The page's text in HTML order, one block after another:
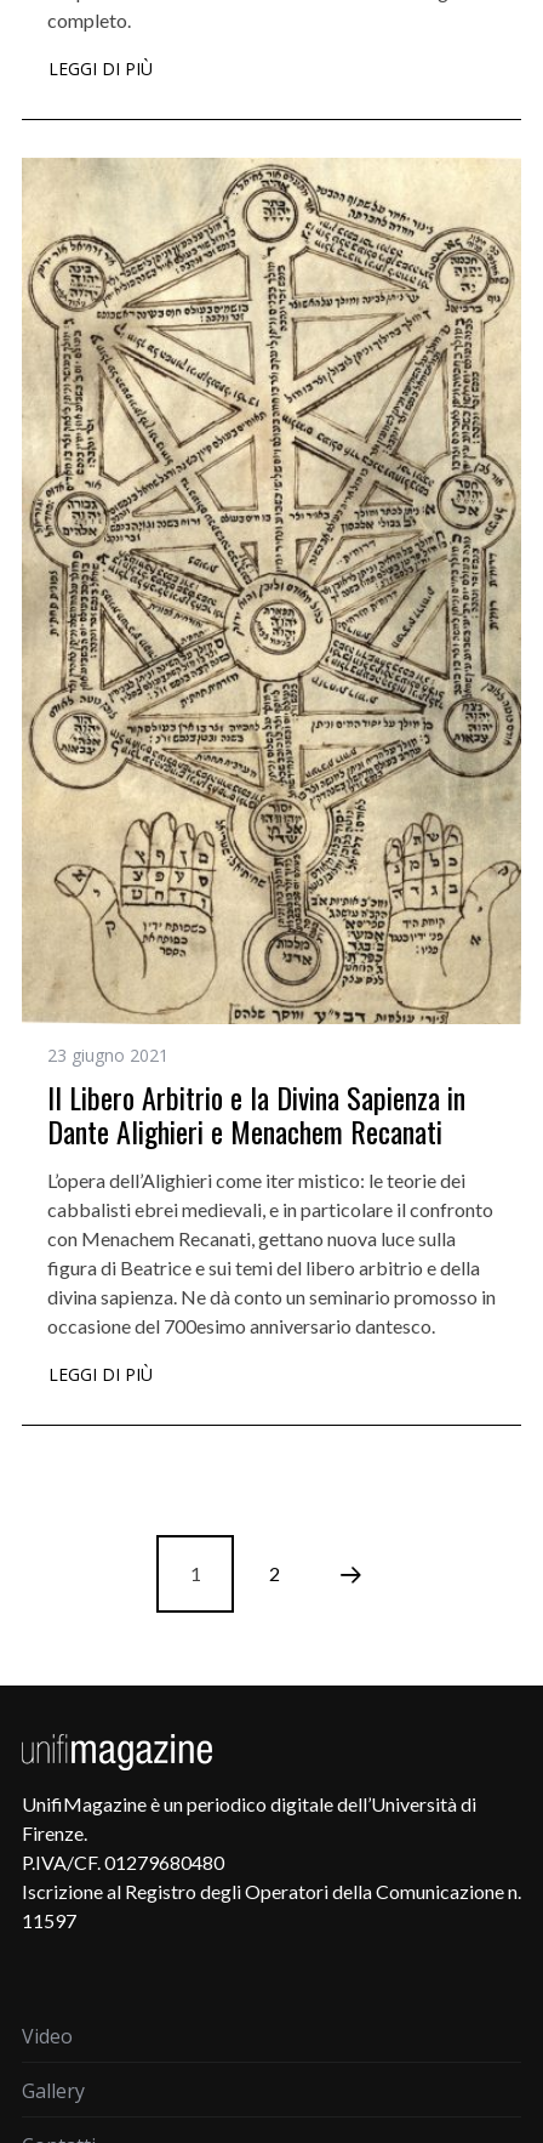
completo.
LEGGI DI PIÙ
23 giugno 2021
Il Libero Arbitrio e la Divina Sapienza in
Dante Alighieri e Menachem Recanati
L’opera dell’Alighieri come iter mistico: le teorie dei
cabbalisti ebrei medievali, e in particolare il confronto
con Menachem Recanati, gettano nuova luce sulla
figura di Beatrice e sui temi del libero arbitrio e della
divina sapienza. Ne dà conto un seminario promosso in
occasione del 700esimo anniversario dantesco.
LEGGI DI PIÙ
1 2
UnifiMagazine è un periodico digitale dell’Università di
Firenze.
P.IVA/CF. 01279680480
Iscrizione al Registro degli Operatori della Comunicazione n.
11597
Video
Gallery